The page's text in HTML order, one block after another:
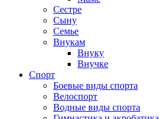
Сестре
Сыну
Семье
Внукам
Внуку
Внучке
Спорт
Боевые виды спорта
Велоспорт
Водные виды спорта